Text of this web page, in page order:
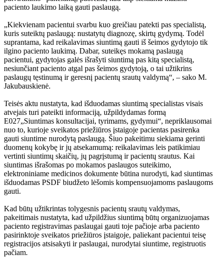
paciento laukimo laiką gauti paslaugą.
„Kiekvienam pacientui svarbu kuo greičiau patekti pas specialistą,
kuris suteiktų paslaugą: nustatytų diagnozę, skirtų gydymą. Todėl
suprantama, kad reikalavimas siuntimą gauti iš šeimos gydytojo tik
ilgino paciento laukimą. Dabar, suteikęs mokamą paslaugą
pacientui, gydytojas galės išrašyti siuntimą pas kitą specialistą,
nesiunčiant paciento atgal pas šeimos gydytoją, o tai užtikrins
paslaugų tęstinumą ir geresnį pacientų srautų valdymą“, – sako M.
Jakubauskienė.
Teisės aktu nustatyta, kad išduodamas siuntimą specialistas visais
atvejais turi pateikti informaciją, užpildydamas formą
E027„Siuntimas konsultacijai, tyrimams, gydymui“, nepriklausomai
nuo to, kurioje sveikatos priežiūros įstaigoje pacientas pasirenka
gauti siuntime nurodytą paslaugą. Šiuo pakeitimu siekiama gerinti
duomenų kokybę ir jų atsekamumą: reikalavimas leis patikimiau
vertinti siuntimų skaičių, jų pagrįstumą ir pacientų srautus. Kai
siuntimas išrašomas po mokamos paslaugos suteikimo,
elektroniniame medicinos dokumente būtina nurodyti, kad siuntimas
išduodamas PSDF biudžeto lėšomis kompensuojamoms paslaugoms
gauti.
Kad būtų užtikrintas tolygesnis pacientų srautų valdymas,
pakeitimais nustatyta, kad užpildžius siuntimą būtų organizuojamas
paciento registravimas paslaugai gauti toje pačioje arba paciento
pasirinktoje sveikatos priežiūros įstaigoje, paliekant pacientui teisę
registracijos atsisakyti ir paslaugai, nurodytai siuntime, registruotis
pačiam.